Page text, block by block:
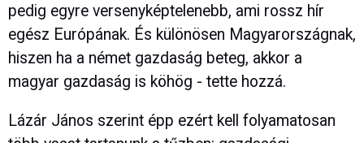
pedig egyre versenyképtelenebb, ami rossz hír
egész Európának. És különösen Magyarországnak,
hiszen ha a német gazdaság beteg, akkor a
magyar gazdaság is köhög - tette hozzá.
Lázár János szerint épp ezért kell folyamatosan